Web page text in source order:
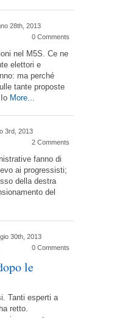
28th, 2013
0 Comments
nel M5S. Ce ne
elettori e
ma perché
tante proposte
More...
3rd, 2013
2 Comments
fanno di
ai progressisti;
della destra
del
30th, 2013
0 Comments
le
Tanti esperti a
retto.